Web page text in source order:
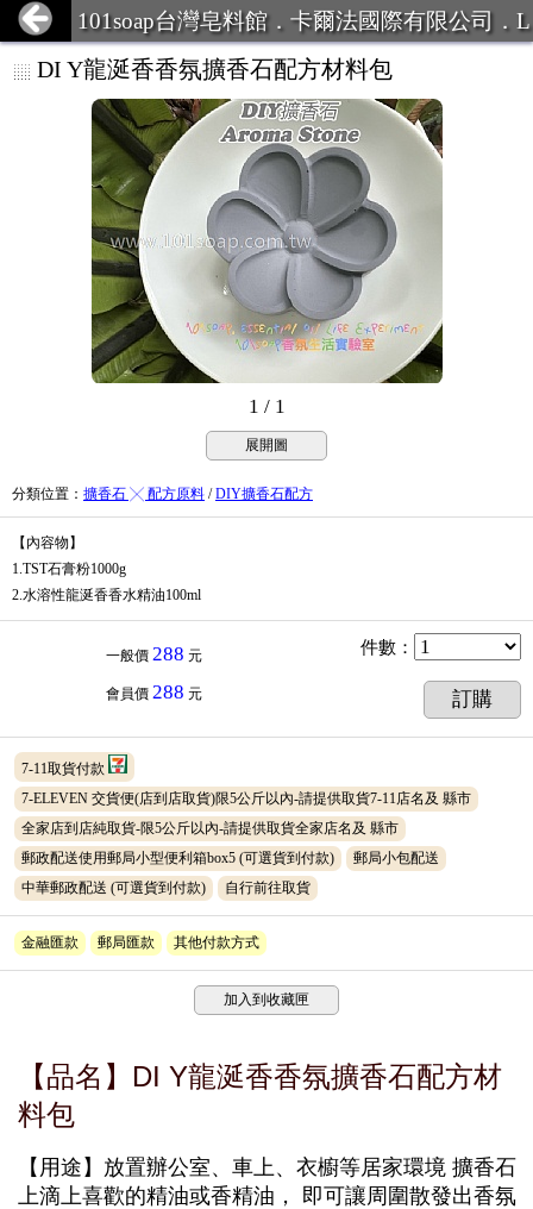
101soap台灣皂料館．卡爾法國際有限公司．L
INE ID:101Soap 客服專線:07-387
DI Y龍涎香香氛擴香石配方材料包
1 / 1
展開圖
分類位置 ： 擴香石 ╳ 配方原料 /DIY擴香石配方
【內容物】
1.TST石膏粉1000g
2.水溶性龍涎香香水精油100ml
一般價 288 元
會員價 288 元
件數 ：
訂購
7-11取貨付款
7-ELEVEN 交貨便(店到店取貨)限5公斤以內-請提供取貨7-11店名及 縣市
全家店到店純取貨-限5公斤以內-請提供取貨全家店名及 縣市
郵政配送使用郵局小型便利箱box5 (可選貨到付款)
郵局小包配送
中華郵政配送 (可選貨到付款) 自行前往取貨
金融匯款 郵局匯款 其他付款方式
加入到收藏匣
【品名】 DI Y龍涎香香氛擴香石配方材
料包
【用途】放置辦公室、車上、衣櫥等居家環境 擴香石
上滴上喜歡的精油或香精油， 即可讓周圍散發出香氛